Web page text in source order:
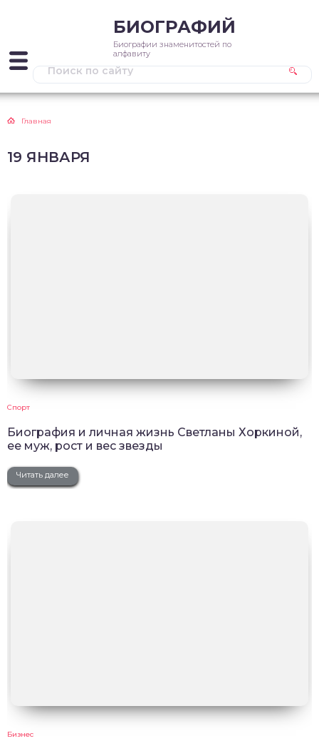
БИОГРАФИЙ
Биографии знаменитостей по
алфавиту
Главная
19 ЯНВАРЯ
Спорт
Биография и личная жизнь Светланы Хоркиной,
ее муж, рост и вес звезды
Читать далее
Бизнес